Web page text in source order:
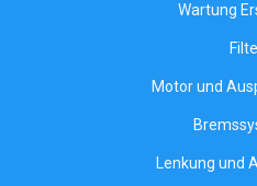
Wartung
Motor und
Lenkung und